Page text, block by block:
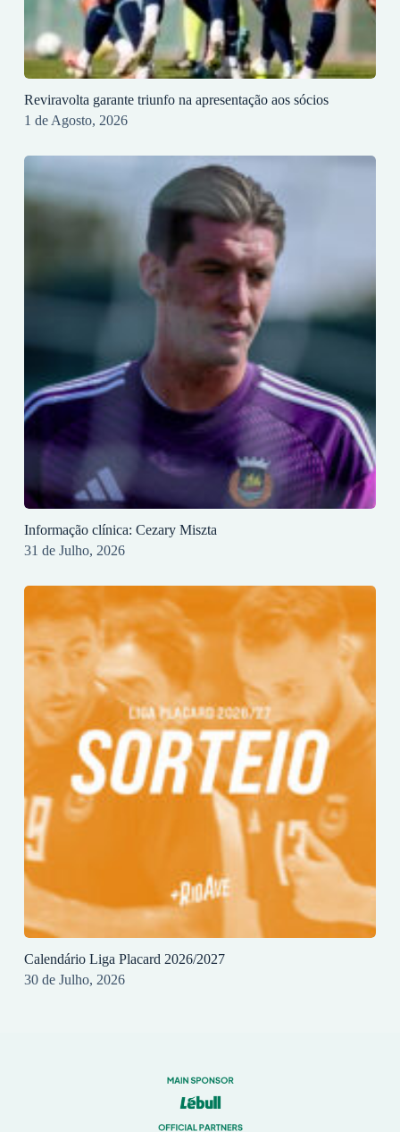
Reviravolta garante triunfo na apresentação aos sócios
1 de Agosto, 2026
Informação clínica: Cezary Miszta
31 de Julho, 2026
Calendário Liga Placard 2026/2027
30 de Julho, 2026